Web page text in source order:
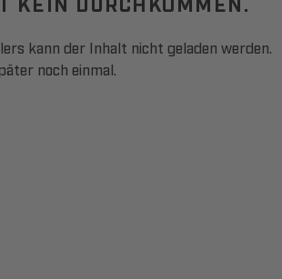
kann der Inhalt nicht geladen werden.
noch einmal.